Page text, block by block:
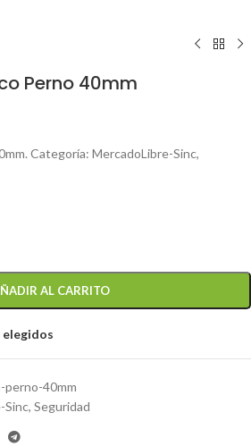
Perno 40mm
Categoría: MercadoLibre-Sinc,
AL CARRITO
elegidos
perno-40mm
Sinc, Seguridad